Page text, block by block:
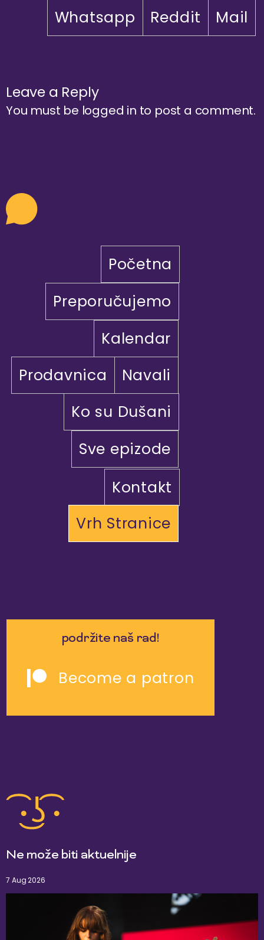
Whatsapp Reddit Mail
Leave a Reply
You must be logged in to post a comment.
Početna
Preporučujemo
Kalendar
Prodavnica
Navali
Ko su Dušani
Sve epizode
Kontakt
Vrh Stranice
podržite naš rad!
Become a patron
Ne može biti aktuelnije
7 Aug 2026